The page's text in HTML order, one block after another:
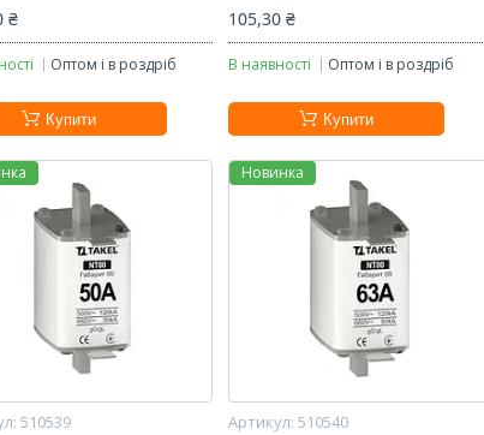
₴
Оптом і в роздріб
Купити
105,30 ₴
В наявності Оптом і в роздріб
Купити
510539
Новинка
510540